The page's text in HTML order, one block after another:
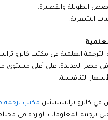
الطويلة والقصيرة.
الشعرية.
العلمية في مكتب كايرو
مصر الجديدة، على أعلى مستوى من
التنافسية.
كايرو ترانسليشن مكتب ترجمة
ترجمة المعلومات الواردة في